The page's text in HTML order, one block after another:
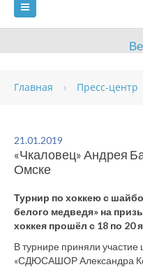
ГЛАВНАЯ
ВИДЫ СПОРТА
ОБЪЕКТЫ
ОЦЕНКА КАЧЕСТВА
ПЛАТНЫЕ УСЛУГИ
Главная Пресс-центр
21.01.2019
«Чкаловец» Андрея
Омске
Турнир по хоккею с
белого медведя» на
хоккея прошёл с 18 по 20
В турнире приняли
«СДЮСАШОР Александра